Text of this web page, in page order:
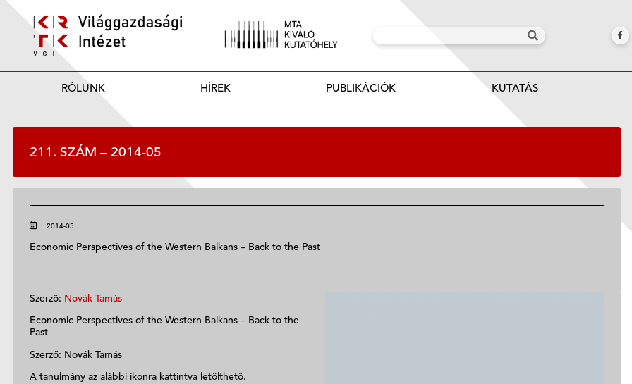
RÓLUNK HÍREK PUBLIKÁCIÓK KUTATÁS
211. SZÁM – 2014-05
2014-05
Economic Perspectives of the Western Balkans – Back to the Past
Szerző: Novák Tamás
Economic Perspectives of the Western Balkans – Back to the
Past
Szerző: Novák Tamás
A tanulmány az alábbi ikonra kattintva letölthető.